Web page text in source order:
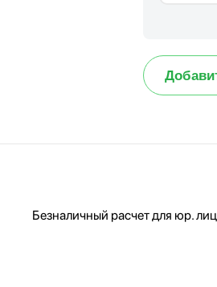
Безналичный расчет для юр. лиц